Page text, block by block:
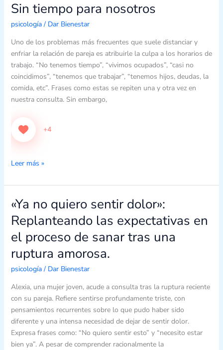
Sin tiempo para nosotros
psicología/ Dar Bienestar
Uno de los problemas más frecuentes que suele distanciar y
enfriar la relación de pareja es atribuirle la culpa a los horarios de
trabajo. “No tenemos tiempo”, “vivimos ocupados”, “casi no
coincidimos”, “tenemos que trabajar”, “tenemos hijos, deudas, la
comida, etc”. Frases como estas se repiten una y otra vez en
nuestra consulta. Sin embargo,
+4
Sin
para
nosotros
Leer más »
«Ya no quiero sentir dolor»:
Replanteando las expectativas en
el proceso de sanar tras una
ruptura amorosa.
psicología/ Dar Bienestar
Alexia, una mujer joven, acude a consulta tras la ruptura reciente
con su pareja. Refiere sentirse profundamente triste, con
pensamientos recurrentes sobre lo que pudo haber sido
diferente y una intensa necesidad de dejar de sentir dolor.
Expresa frases como: “No quiero sentir esto” y “necesito estar
bien ya”. A pesar de comprender racionalmente la
«Ya
quiero
sentir
dolor»:
Replanteando
las
proceso
sanar